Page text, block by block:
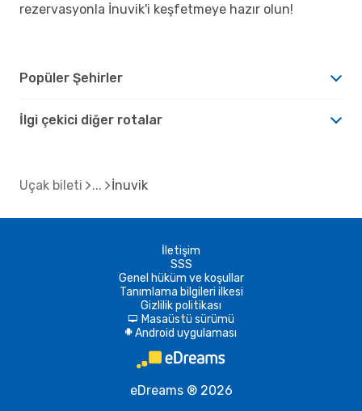
rezervasyonla İnuvik'i keşfetmeye hazır olun!
Popüler Şehirler
İlgi çekici diğer rotalar
Uçak bileti İnuvik
İletişim
SSS
Genel hüküm ve koşullar
Tanımlama bilgileri ilkesi
Gizlilik politikası
d Masaüstü sürümü
A Android uygulaması
eDreams ® 2026